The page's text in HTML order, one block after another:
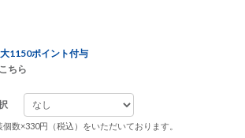
1150ポイント付与
こちら
個数×330円（税込）をいただいております。